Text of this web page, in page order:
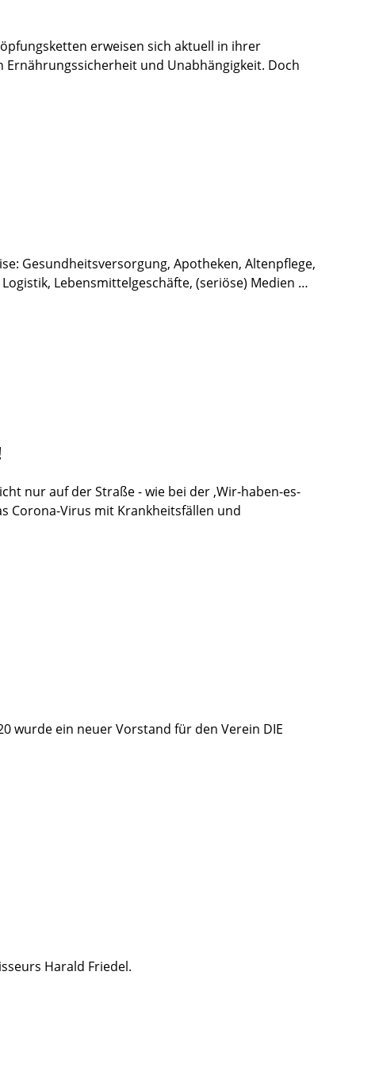
erweisen sich aktuell in ihrer
Ernährungssicherheit und Unabhängigkeit. Doch
Gesundheitsversorgung, Apotheken, Altenpflege,
Lebensmittelgeschäfte, (seriöse) Medien …
nur auf der Straße - wie bei der ‚Wir-haben-es-
Corona-Virus mit Krankheitsfällen und
wurde ein neuer Vorstand für den Verein DIE
Harald Friedel.